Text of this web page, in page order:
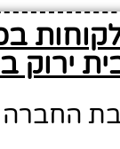
בית ירוק
החברה